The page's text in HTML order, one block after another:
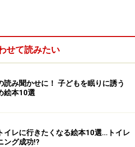
せて読みたい
読み聞かせに！ 子どもを眠りに誘う
絵本10選
イレに行きたくなる絵本10選…トイレ
ング成功!?